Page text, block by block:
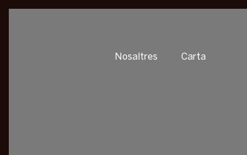
Nosaltres Carta